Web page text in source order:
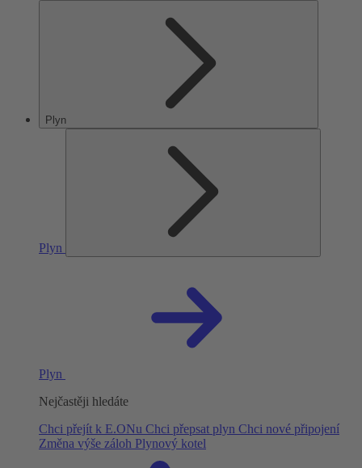
Plyn
Plyn
Plyn
Nejčastěji hledáte
Chci přejít k E.ONu Chci přepsat plyn Chci nové připojení
Změna výše záloh Plynový kotel